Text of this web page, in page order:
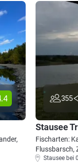
355
Stausee
Fischarten:
Flussbarsch,
Stausee bei